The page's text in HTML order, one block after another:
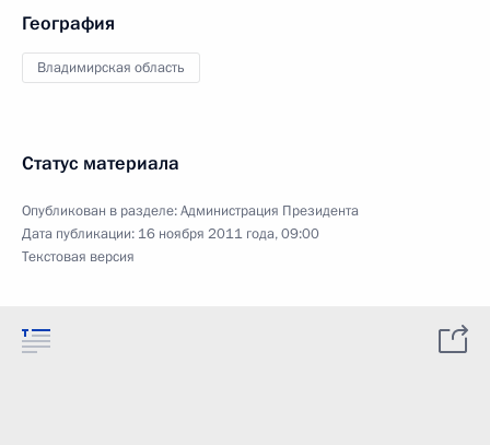
География
Владимирская область
Статус материала
Опубликован в разделе:Администрация Президента
Дата публикации: 16 ноября 2011 года, 09:00
Текстовая версия